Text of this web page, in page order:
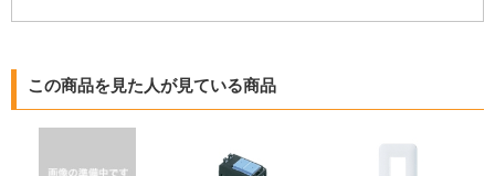
この商品を見た人が見ている商品